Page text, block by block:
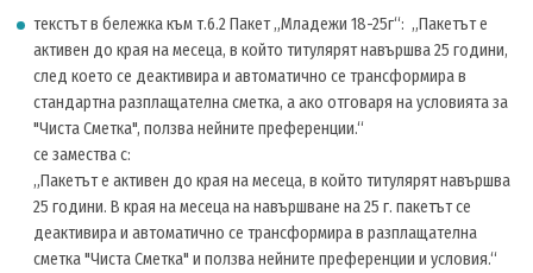
текстът в бележка към т.6.2 Пакет „Младежи 18-25г“: „Пакетът е
активен до края на месеца, в който титулярят навършва 25 години,
след което се деактивира и автоматично се трансформира в
стандартна разплащателна сметка, а ако отговаря на условията за
"Чиста Сметка", ползва нейните преференции.“
се замества с:
„Пакетът е активен до края на месеца, в който титулярят навършва
25 години. В края на месеца на навършване на 25 г. пакетът се
деактивира и автоматично се трансформира в разплащателна
сметка "Чиста Сметка" и ползва нейните преференции и условия.“